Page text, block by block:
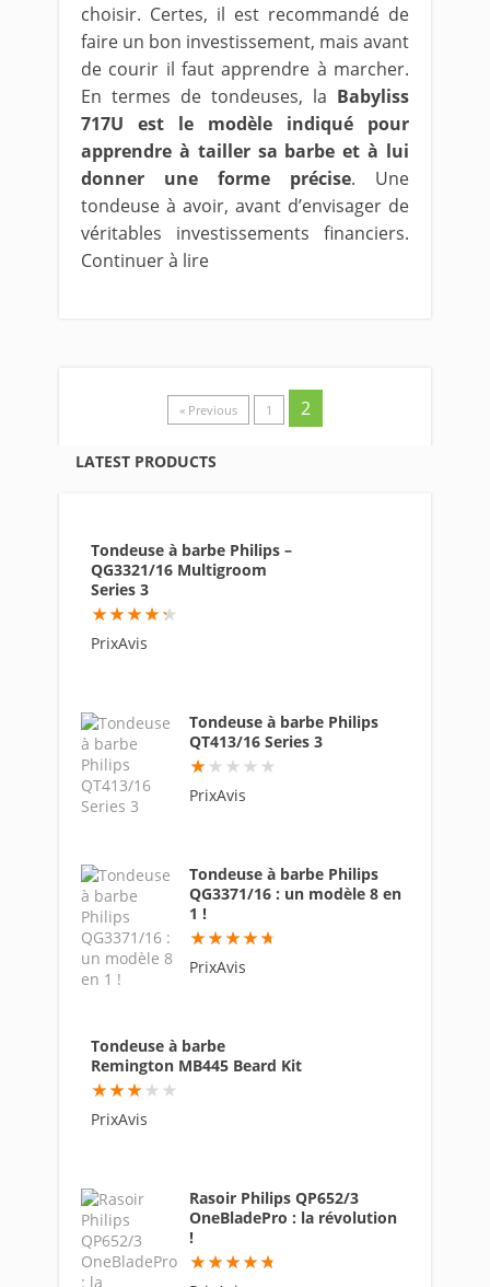
choisir. Certes, il est recommandé de
faire un bon investissement, mais avant
de courir il faut apprendre à marcher.
En termes de tondeuses, la Babyliss
717U est le modèle indiqué pour
apprendre à tailler sa barbe et à lui
donner une forme précise. Une
tondeuse à avoir, avant d’envisager de
véritables investissements financiers.
Continuer à lire
« Previous 1 2
LATEST PRODUCTS
Tondeuse à barbe Philips –
QG3321/16 Multigroom
Series 3
86
PrixAvis
Tondeuse à barbe Philips
QT413/16 Series 3
9
PrixAvis
Tondeuse à barbe Philips
QG3371/16 : un modèle 8 en
1 !
94
PrixAvis
Tondeuse à barbe
Remington MB445 Beard Kit
61
PrixAvis
Rasoir Philips QP652/3
OneBladePro : la révolution
!
94.6